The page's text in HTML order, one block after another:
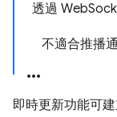
透過
不適合推播
即時更新功能可